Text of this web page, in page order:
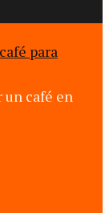
para
un café en